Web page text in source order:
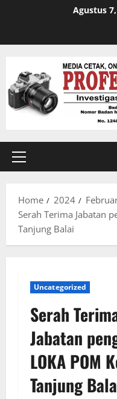
Agustus
Home 2024
Serah Terima Jabatan
Tanjung Balai
Uncategorized
Serah
Jabatan
LOKA POM
Tanjung